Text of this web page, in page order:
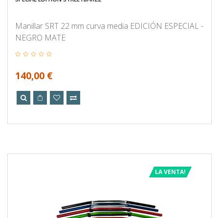
Manillar SRT 22 mm curva media EDICIÓN ESPECIAL -
NEGRO MATE
140,00 €
LA VENTA!